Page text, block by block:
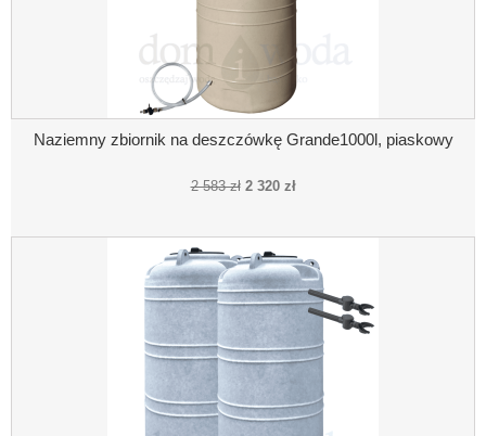
Naziemny zbiornik na deszczówkę Grande1000l, piaskowy
2 583 zł 2 320 zł